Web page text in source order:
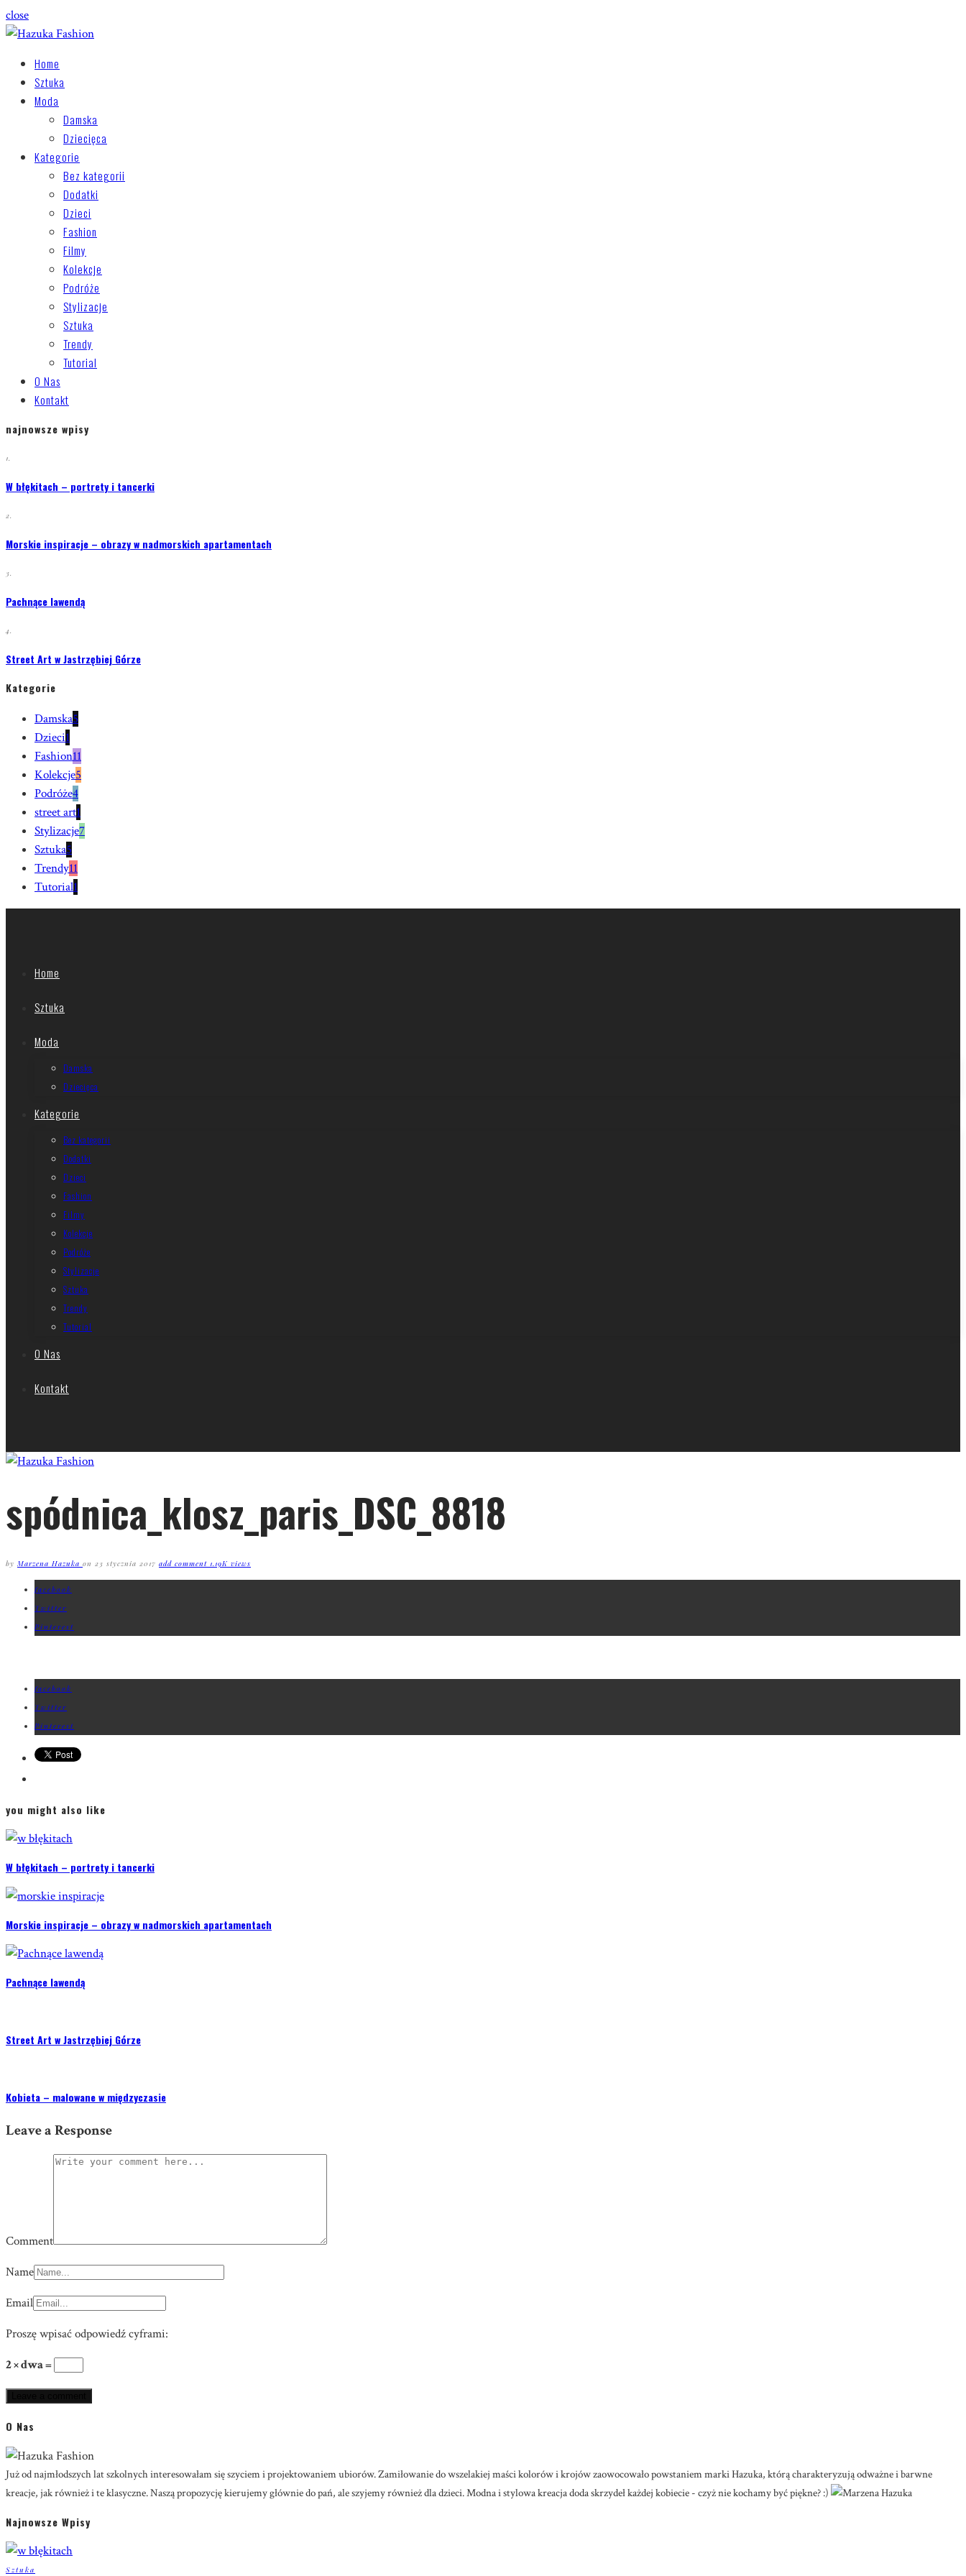
close
Home
Sztuka
Moda
Damska
Dziecięca
Kategorie
Bez kategorii
Dodatki
Dzieci
Fashion
Filmy
Kolekcje
Podróże
Stylizacje
Sztuka
Trendy
Tutorial
O Nas
Kontakt
najnowsze wpisy
1.
W błękitach – portrety i tancerki
2.
Morskie inspiracje – obrazy w nadmorskich apartamentach
3.
Pachnące lawendą
4.
Street Art w Jastrzębiej Górze
Kategorie
Damska5
Dzieci1
Fashion11
Kolekcje5
Podróże4
street art1
Stylizacje7
Sztuka5
Trendy11
Tutorial1
Home
Sztuka
Moda
Damska
Dziecięca
Kategorie
Bez kategorii
Dodatki
Dzieci
Fashion
Filmy
Kolekcje
Podróże
Stylizacje
Sztuka
Trendy
Tutorial
O Nas
Kontakt
spódnica_klosz_paris_DSC_8818
by Marzena Hazuka on 23 stycznia 2017 add comment 1.19K views
facebook
Twitter
Pinterest
facebook
Twitter
Pinterest
you might also like
W błękitach – portrety i tancerki
Morskie inspiracje – obrazy w nadmorskich apartamentach
Pachnące lawendą
Street Art w Jastrzębiej Górze
Kobieta – malowane w międzyczasie
Leave a Response
Comment
Name
Email
Proszę wpisać odpowiedź cyframi:
2 × dwa =
O Nas
Już od najmłodszych lat szkolnych interesowałam się szyciem i projektowaniem ubiorów. Zamiłowanie do wszelakiej maści kolorów i krojów zaowocowało powstaniem marki Hazuka, którą charakteryzują odważne i barwne
kreacje, jak również i te klasyczne. Naszą propozycję kierujemy głównie do pań, ale szyjemy również dla dzieci. Modna i stylowa kreacja doda skrzydeł każdej kobiecie - czyż nie kochamy być piękne? :)
Najnowsze Wpisy
Sztuka